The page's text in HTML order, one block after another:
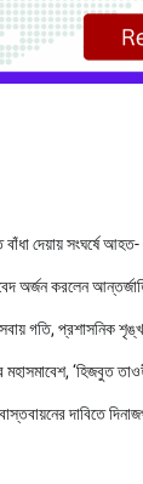
বাঁধা দেয়ায় সংঘর্ষে
অর্জন করলেন
গতি, প্রশাসনিক
‘হিজবুত
দাবিতে